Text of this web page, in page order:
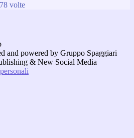
volte
and powered by Gruppo Spaggiari
& New Social Media